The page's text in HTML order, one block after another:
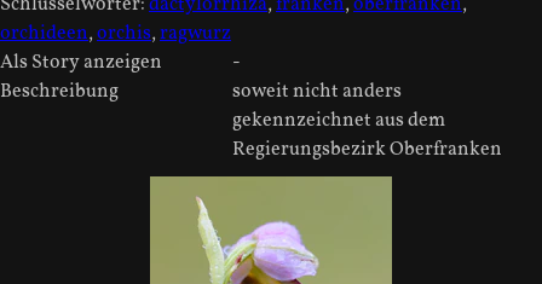
orchideen,orchis,ragwurz
Als Story anzeigen
-
Beschreibung
soweit nicht anders
gekennzeichnet aus dem
Regierungsbezirk Oberfranken